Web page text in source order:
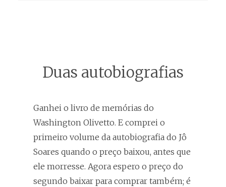
Duas autobiografias
Ganhei o livro de memórias do
Washington Olivetto. E comprei o
primeiro volume da autobiografia do Jô
Soares quando o preço baixou, antes que
ele morresse. Agora espero o preço do
segundo baixar para comprar também; é